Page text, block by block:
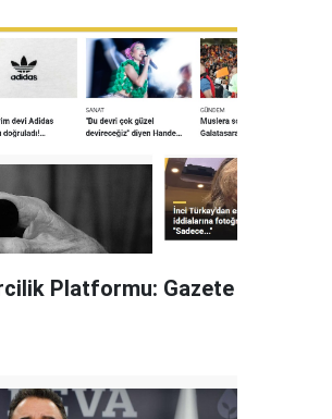
Platformu: Gazete